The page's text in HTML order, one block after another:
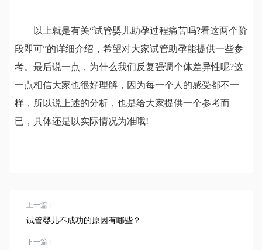
以上就是有关“试管婴儿助孕过程痛苦吗?看这两个阶
段即可”的详细介绍，希望对大家试管助孕能提供一些参
考。最后说一点，为什么我们反复强调个体差异性呢?这
一点相信大家也很好理解，因为每一个人的感受都不一
样，所以说上述的分析，也是给大家提供一个参考而
已，具体还是以实际情况为准哦!
上一篇：
试管婴儿不成功的原因有哪些？
下一篇：